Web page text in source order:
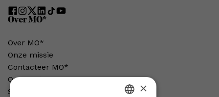
Over MO*
Over MO*
Onze missie
Contacteer MO*
Onze auteurs
Schrijven voor MO*?
×